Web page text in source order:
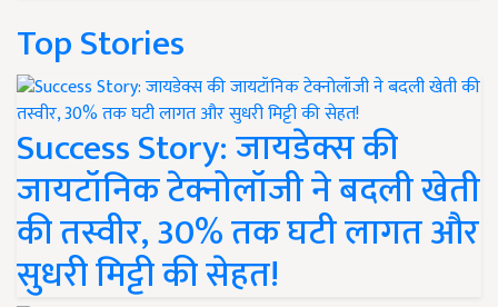
Top Stories
Success Story: जायडेक्स की
जायटॉनिक टेक्नोलॉजी ने बदली खेती
की तस्वीर, 30% तक घटी लागत और
सुधरी मिट्टी की सेहत!